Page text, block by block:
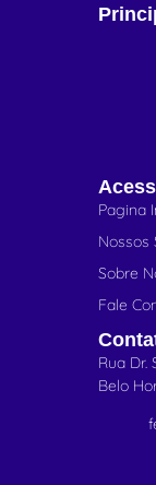
Pagina
Nossos
Sobre
Fale
Rua Dr.
Belo